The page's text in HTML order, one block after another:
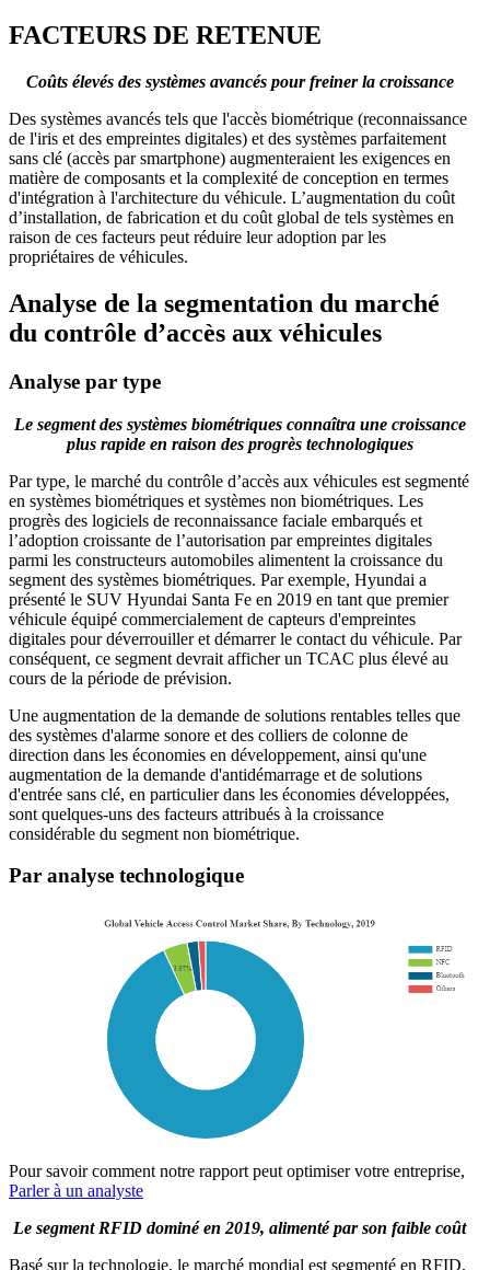
FACTEURS DE RETENUE
Coûts élevés des systèmes avancés pour freiner la croissance
Des systèmes avancés tels que l'accès biométrique (reconnaissance
de l'iris et des empreintes digitales) et des systèmes parfaitement
sans clé (accès par smartphone) augmenteraient les exigences en
matière de composants et la complexité de conception en termes
d'intégration à l'architecture du véhicule. L’augmentation du coût
d’installation, de fabrication et du coût global de tels systèmes en
raison de ces facteurs peut réduire leur adoption par les
propriétaires de véhicules.
Analyse de la segmentation du marché
du contrôle d’accès aux véhicules
Analyse par type
Le segment des systèmes biométriques connaîtra une croissance
plus rapide en raison des progrès technologiques
Par type, le marché du contrôle d’accès aux véhicules est segmenté
en systèmes biométriques et systèmes non biométriques. Les
progrès des logiciels de reconnaissance faciale embarqués et
l’adoption croissante de l’autorisation par empreintes digitales
parmi les constructeurs automobiles alimentent la croissance du
segment des systèmes biométriques. Par exemple, Hyundai a
présenté le SUV Hyundai Santa Fe en 2019 en tant que premier
véhicule équipé commercialement de capteurs d'empreintes
digitales pour déverrouiller et démarrer le contact du véhicule. Par
conséquent, ce segment devrait afficher un TCAC plus élevé au
cours de la période de prévision.
Une augmentation de la demande de solutions rentables telles que
des systèmes d'alarme sonore et des colliers de colonne de
direction dans les économies en développement, ainsi qu'une
augmentation de la demande d'antidémarrage et de solutions
d'entrée sans clé, en particulier dans les économies développées,
sont quelques-uns des facteurs attribués à la croissance
considérable du segment non biométrique.
Par analyse technologique
Pour savoir comment notre rapport peut optimiser votre entreprise,
Parler à un analyste
Le segment RFID dominé en 2019, alimenté par son faible coût
Basé sur la technologie, le marché mondial est segmenté en RFID,